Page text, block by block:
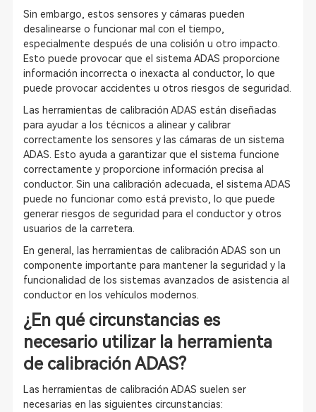
Sin embargo, estos sensores y cámaras pueden
desalinearse o funcionar mal con el tiempo,
especialmente después de una colisión u otro impacto.
Esto puede provocar que el sistema ADAS proporcione
información incorrecta o inexacta al conductor, lo que
puede provocar accidentes u otros riesgos de seguridad.
Las herramientas de calibración ADAS están diseñadas
para ayudar a los técnicos a alinear y calibrar
correctamente los sensores y las cámaras de un sistema
ADAS. Esto ayuda a garantizar que el sistema funcione
correctamente y proporcione información precisa al
conductor. Sin una calibración adecuada, el sistema ADAS
puede no funcionar como está previsto, lo que puede
generar riesgos de seguridad para el conductor y otros
usuarios de la carretera.
En general, las herramientas de calibración ADAS son un
componente importante para mantener la seguridad y la
funcionalidad de los sistemas avanzados de asistencia al
conductor en los vehículos modernos.
¿En qué circunstancias es
necesario utilizar la herramienta
de calibración ADAS?
Las herramientas de calibración ADAS suelen ser
necesarias en las siguientes circunstancias: